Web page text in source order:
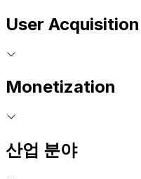
User Acquisition
Monetization
산업 분야